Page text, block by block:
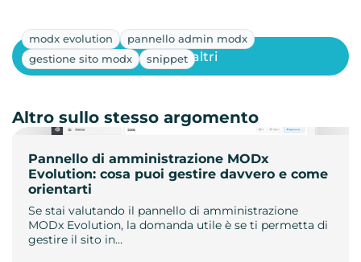
modx evolution
pannello admin modx
gestione sito modx
snippet
Pannello di amministrazione MODx
Evolution: cosa puoi gestire davvero e come
orientarti
Se stai valutando il pannello di amministrazione
MODx Evolution, la domanda utile è se ti permetta di
gestire il sito in…
Mostra altri
Altro sullo stesso argomento